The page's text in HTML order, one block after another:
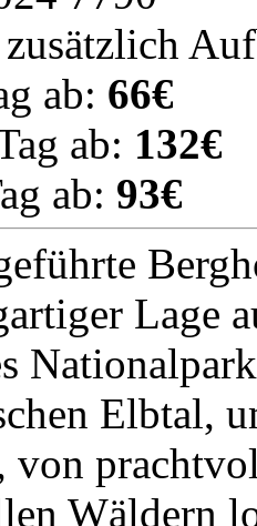
ab: 66€
ab: 132€
ab: 93€
Lage
Elbtal,
von
Wäldern